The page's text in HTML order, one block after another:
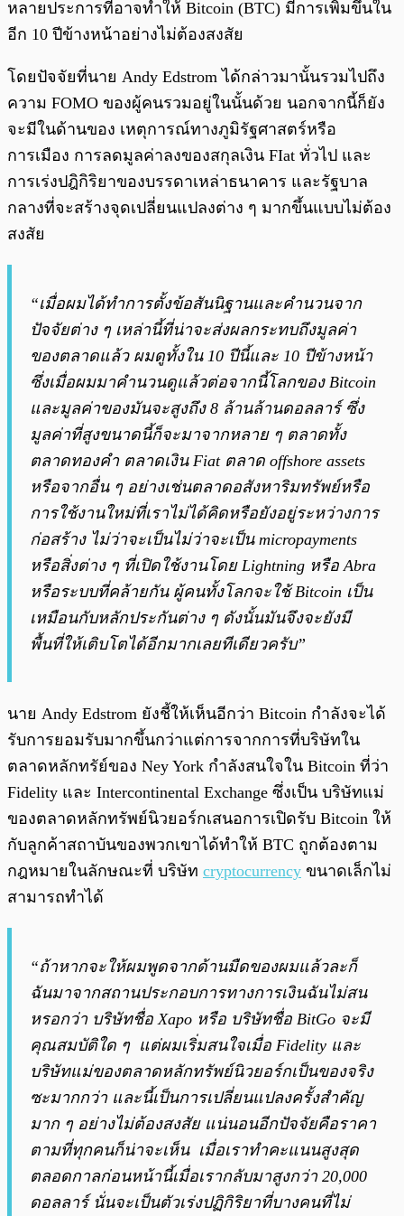
หลายประการที่อาจทำให้ Bitcoin (BTC) มีการเพิ่มขึ้นใน
อีก 10 ปีข้างหน้าอย่างไม่ต้องสงสัย
โดยปัจจัยที่นาย Andy Edstrom ได้กล่าวมานั้นรวมไปถึง
ความ FOMO ของผู้คนรวมอยู่ในนั้นด้วย นอกจากนี้ก็ยัง
จะมีในด้านของ เหตุการณ์ทางภูมิรัฐศาสตร์หรือ
การเมือง การลดมูลค่าลงของสกุลเงิน FIat ทั่วไป และ
การเร่งปฎิกิริยาของบรรดาเหล่าธนาคาร และรัฐบาล
กลางที่จะสร้างจุดเปลี่ยนแปลงต่าง ๆ มากขึ้นแบบไม่ต้อง
สงสัย
“เมื่อผมได้ทำการตั้งข้อสันนิฐานและคำนวนจาก
ปัจจัยต่าง ๆ เหล่านี้ที่น่าจะส่งผลกระทบถึงมูลค่า
ของตลาดแล้ว ผมดูทั้งใน 10 ปีนี้และ 10 ปีข้างหน้า
ซึ่งเมื่อผมมาคำนวนดูแล้วต่อจากนี้โลกของ Bitcoin
และมูลค่าของมันจะสูงถึง 8 ล้านล้านดอลลาร์ ซึ่ง
มูลค่าที่สูงขนาดนี้ก็จะมาจากหลาย ๆ ตลาดทั้ง
ตลาดทองคำ ตลาดเงิน Fiat ตลาด offshore assets
หรือจากอื่น ๆ อย่างเช่นตลาดอสังหาริมทรัพย์หรือ
การใช้งานใหม่ที่เราไม่ได้คิดหรือยังอยู่ระหว่างการ
ก่อสร้าง ไม่ว่าจะเป็นไม่ว่าจะเป็น micropayments
หรือสิ่งต่าง ๆ ที่เปิดใช้งานโดย Lightning หรือ Abra
หรือระบบที่คล้ายกัน ผู้คนทั้งโลกจะใช้ Bitcoin เป็น
เหมือนกับหลักประกันต่าง ๆ ดังนั้นมันจึงจะยังมี
พื้นที่ให้เติบโตได้อีกมากเลยทีเดียวครับ”
นาย Andy Edstrom ยังชี้ให้เห็นอีกว่า Bitcoin กำลังจะได้
รับการยอมรับมากขึ้นกว่าแต่การจากการที่บริษัทใน
ตลาดหลักทรัย์ของ Ney York กำลังสนใจใน Bitcoin ที่ว่า
Fidelity และ Intercontinental Exchange ซึ่งเป็น บริษัทแม่
ของตลาดหลักทรัพย์นิวยอร์กเสนอการเปิดรับ Bitcoin ให้
กับลูกค้าสถาบันของพวกเขาได้ทำให้ BTC ถูกต้องตาม
กฎหมายในลักษณะที่ บริษัท cryptocurrency ขนาดเล็กไม่
สามารถทำได้
“ถ้าหากจะให้ผมพูดจากด้านมืดของผมแล้วละก็
ฉันมาจากสถานประกอบการทางการเงินฉันไม่สน
หรอกว่า บริษัทชื่อ Xapo หรือ บริษัทชื่อ BitGo จะมี
คุณสมบัติใด ๆ แต่ผมเริ่มสนใจเมื่อ Fidelity และ
บริษัทแม่ของตลาดหลักทรัพย์นิวยอร์กเป็นของจริง
ซะมากกว่า และนี้เป็นการเปลี่ยนแปลงครั้งสำคัญ
มาก ๆ อย่างไม่ต้องสงสัย แน่นอนอีกปัจจัยคือราคา
ตามที่ทุกคนก็น่าจะเห็น เมื่อเราทำคะแนนสูงสุด
ตลอดกาลก่อนหน้านี้เมื่อเรากลับมาสูงกว่า 20,000
ดอลลาร์ นั่นจะเป็นตัวเร่งปฏิกิริยาที่บางคนที่ไม่